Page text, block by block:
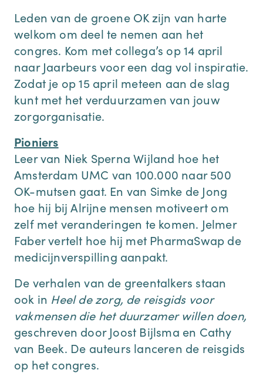
Leden van de groene OK zijn van harte
welkom om deel te nemen aan het
congres. Kom met collega’s op 14 april
naar Jaarbeurs voor een dag vol inspiratie.
Zodat je op 15 april meteen aan de slag
kunt met het verduurzamen van jouw
zorgorganisatie.
Pioniers
Leer van Niek Sperna Wijland hoe het
Amsterdam UMC van 100.000 naar 500
OK-mutsen gaat. En van Simke de Jong
hoe hij bij Alrijne mensen motiveert om
zelf met veranderingen te komen. Jelmer
Faber vertelt hoe hij met PharmaSwap de
medicijnverspilling aanpakt.
De verhalen van de greentalkers staan
ook in Heel de zorg, de reisgids voor
vakmensen die het duurzamer willen doen,
geschreven door Joost Bijlsma en Cathy
van Beek. De auteurs lanceren de reisgids
op het congres.